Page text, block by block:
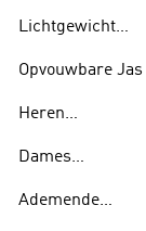
Lichtgewicht
Opvouwbare Jas
Heren
Jassen
Dames
Jassen
Ademende